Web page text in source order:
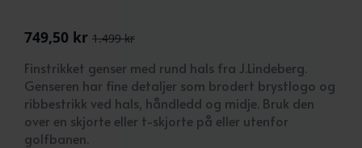
1.499kr
Opprinnelig
pris
var:
1.499 kr.
749,50 kr
Nåværende
pris
er:
749,50 kr.
Finstrikket genser med rund hals fra J.Lindeberg.
Genseren har fine detaljer som brodert brystlogo og
ribbestrikk ved hals, håndledd og midje. Bruk den
over en skjorte eller t-skjorte på eller utenfor
golfbanen.